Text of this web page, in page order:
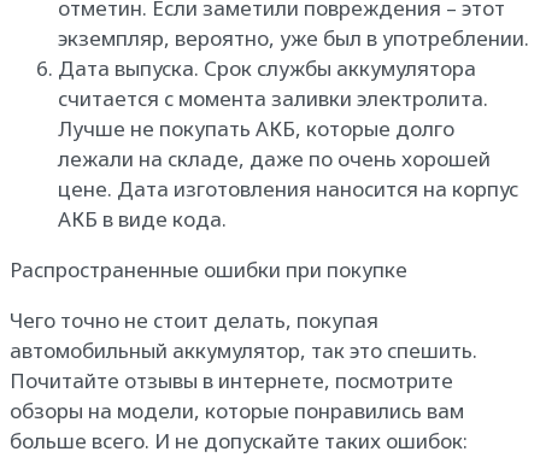
отметин. Если заметили повреждения – этот
экземпляр, вероятно, уже был в употреблении.
Дата выпуска. Срок службы аккумулятора
считается с момента заливки электролита.
Лучше не покупать АКБ, которые долго
лежали на складе, даже по очень хорошей
цене. Дата изготовления наносится на корпус
АКБ в виде кода.
Распространенные ошибки при покупке
Чего точно не стоит делать, покупая
автомобильный аккумулятор, так это спешить.
Почитайте отзывы в интернете, посмотрите
обзоры на модели, которые понравились вам
больше всего. И не допускайте таких ошибок: